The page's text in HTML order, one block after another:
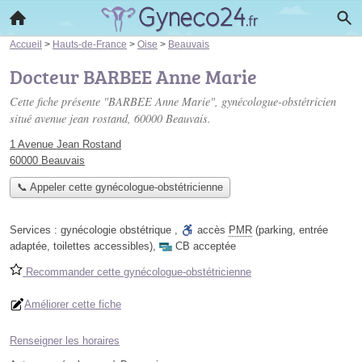
Accueil > Hauts-de-France > Oise > Beauvais
Docteur BARBEE Anne Marie
Cette fiche présente "BARBEE Anne Marie", gynécologue-obstétricien
situé avenue jean rostand, 60000 Beauvais.
1 Avenue Jean Rostand
60000 Beauvais
📞 Appeler cette gynécologue-obstétricienne
Services : gynécologie obstétrique , accès PMR (parking, entrée
adaptée, toilettes accessibles), CB acceptée
Recommander cette gynécologue-obstétricienne
Améliorer cette fiche
Renseigner les horaires